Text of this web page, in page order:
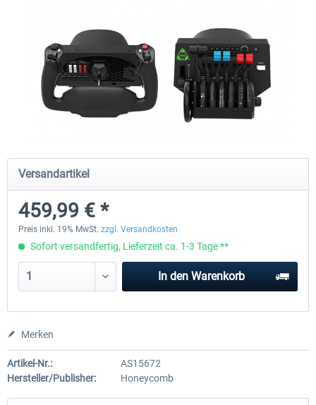
24h FREE
EmergencyDispatcherPro - 24h Free
Trial
0,00 € *
Versandartikel
459,99 € *
Preis inkl. 19% MwSt. zzgl. Versandkosten
Sofort versandfertig, Lieferzeit ca. 1-3 Tage **
In den Warenkorb
Merken
Artikel-Nr.:
AS15672
Hersteller/Publisher:
Honeycomb